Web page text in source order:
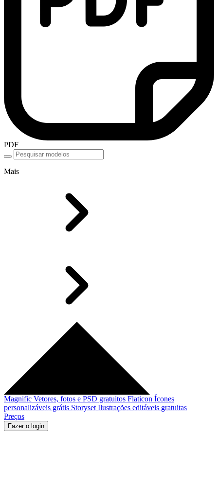
PDF
Mais
Magnific Vetores, fotos e PSD gratuitos Flaticon Ícones
personalizáveis grátis Storyset Ilustrações editáveis gratuitas
Preços
Fazer o login